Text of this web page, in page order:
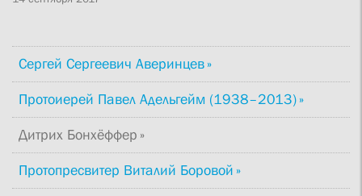
Сергей Сергеевич Аверинцев
Протоиерей Павел Адельгейм (1938–2013)
Дитрих Бонхёффер
Протопресвитер Виталий Боровой